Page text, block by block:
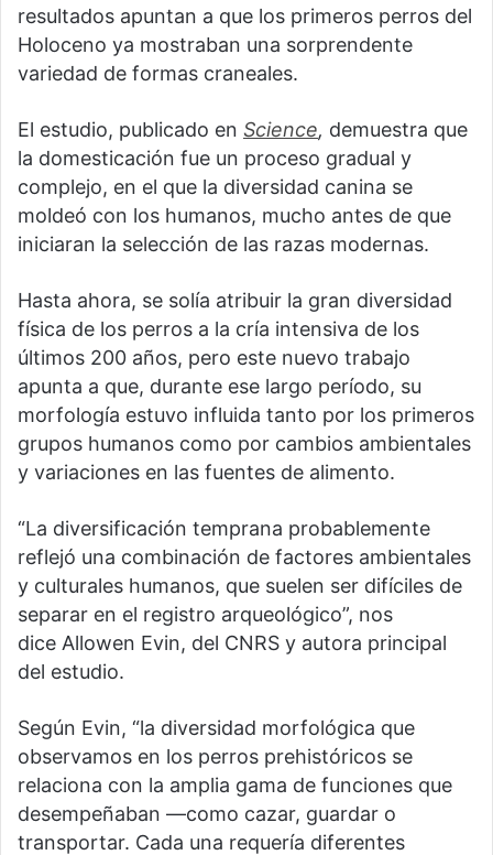
resultados apuntan a que los primeros perros del
Holoceno ya mostraban una sorprendente
variedad de formas craneales.
El estudio, publicado en Science, demuestra que
la domesticación fue un proceso gradual y
complejo, en el que la diversidad canina se
moldeó con los humanos, mucho antes de que
iniciaran la selección de las razas modernas.
Hasta ahora, se solía atribuir la gran diversidad
física de los perros a la cría intensiva de los
últimos 200 años, pero este nuevo trabajo
apunta a que, durante ese largo período, su
morfología estuvo influida tanto por los primeros
grupos humanos como por cambios ambientales
y variaciones en las fuentes de alimento.
“La diversificación temprana probablemente
reflejó una combinación de factores ambientales
y culturales humanos, que suelen ser difíciles de
separar en el registro arqueológico”, nos
dice Allowen Evin, del CNRS y autora principal
del estudio.
Según Evin, “la diversidad morfológica que
observamos en los perros prehistóricos se
relaciona con la amplia gama de funciones que
desempeñaban —como cazar, guardar o
transportar. Cada una requería diferentes